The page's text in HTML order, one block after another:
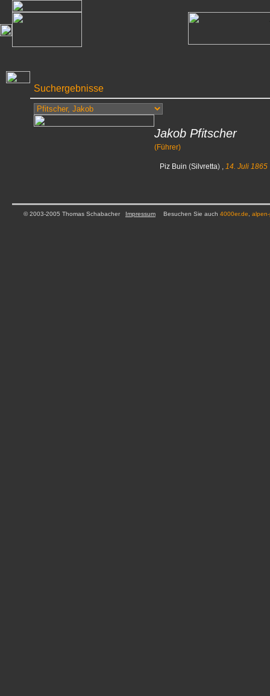
Suchergebnisse
Jakob Pfitscher
(Führer)
Piz Buin (Silvretta) , 14. Juli 1865
© 2003-2005 Thomas Schabacher Impressum Besuchen Sie auch 4000er.de